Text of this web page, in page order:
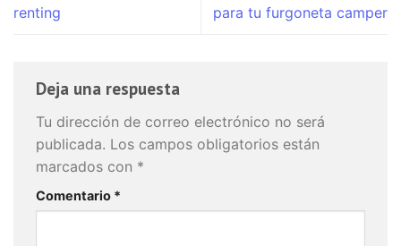
renting
para tu furgoneta camper
Deja una respuesta
Tu dirección de correo electrónico no será
publicada. Los campos obligatorios están
marcados con *
Comentario *